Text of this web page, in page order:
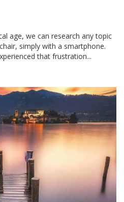
age, we can research any topic
simply with a smartphone.
that frustration...